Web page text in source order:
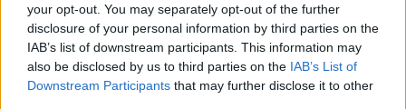
your opt-out. You may separately opt-out of the further
disclosure of your personal information by third parties on the
IAB’s list of downstream participants. This information may
also be disclosed by us to third parties on the IAB’s List of
Downstream Participants that may further disclose it to other
Το FIAT 500 Hybrid τώρα από 18.990 ευρώ
Ουκρανία: Με Μίχαϊλιουκ και
Πάρκερ: «Όνειρό μου να